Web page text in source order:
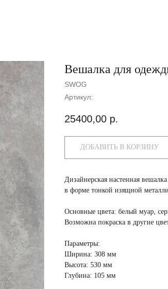
Вешалка для
SWOG
Артикул:
25400,00 р.
ДОБАВИТЬ В КОРЗИНУ
Дизайнерская настенная
в форме тонкой изящной
Основные цвета: белый муар,
Возможна покраска в другие
Параметры:
Ширина: 308 мм
Высота: 530 мм
Глубина: 105 мм